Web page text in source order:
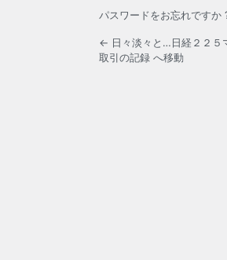
パスワードをお忘れですか
← 日々淡々と…日経２２５
取引の記録 へ移動